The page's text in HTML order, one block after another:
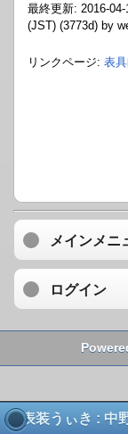
最終更新: 2016-
(JST) (3773d) by
リンクページ: 表
メインメニ
ログイン
表装うぃき : 中